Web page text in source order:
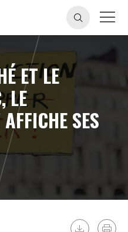
ET LE
LE
SES